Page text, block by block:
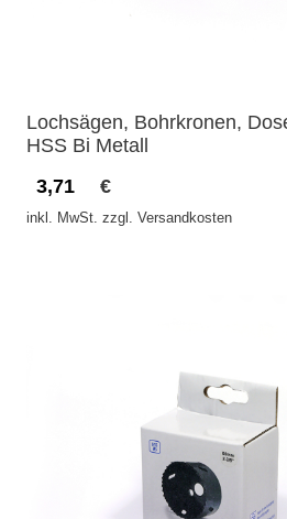
Lochsägen, Bohrkronen,
HSS Bi Metall
3,71
€
inkl. MwSt. zzgl. Versandkosten